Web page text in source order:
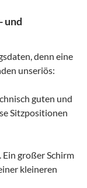
und
denn eine
unseriös:
guten und
Sitzpositionen
großer Schirm
kleineren